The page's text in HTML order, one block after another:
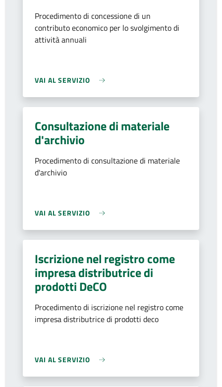
Procedimento di concessione di un
contributo economico per lo svolgimento di
attività annuali
VAI AL SERVIZIO
Consultazione di materiale
d'archivio
Procedimento di consultazione di materiale
d'archivio
VAI AL SERVIZIO
Iscrizione nel registro come
impresa distributrice di
prodotti DeCO
Procedimento di iscrizione nel registro come
impresa distributrice di prodotti deco
VAI AL SERVIZIO